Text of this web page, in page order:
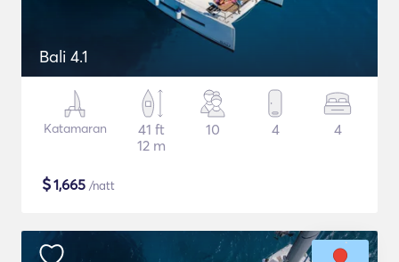
Bali 4.1
Katamaran
41 ft
12 m
10 4 4
$1,665 /natt